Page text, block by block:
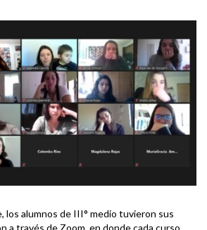
los alumnos de III° medio tuvieron sus
a través de Zoom, en donde cada curso